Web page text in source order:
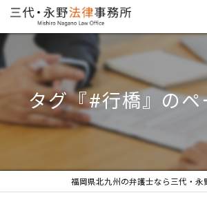
タグ『#行橋』のペ
福岡県北九州の弁護士なら三代・永